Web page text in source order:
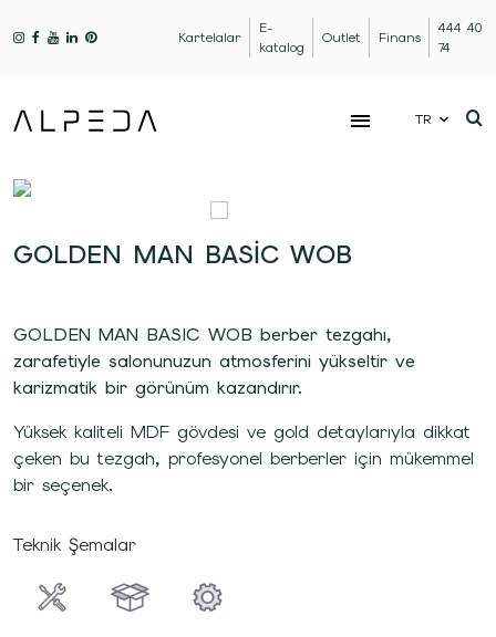
Kartelalar
E-
katalog
Outlet Finans
444 40
74
TR
GOLDEN MAN BASIC WOB
GOLDEN MAN BASIC WOB berber tezgahı,
zarafetiyle salonunuzun atmosferini yükseltir ve
karizmatik bir görünüm kazandırır.
Yüksek kaliteli MDF gövdesi ve gold detaylarıyla dikkat
çeken bu tezgah, profesyonel berberler için mükemmel
bir seçenek.
Teknik Şemalar